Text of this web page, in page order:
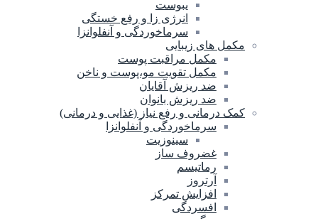
یبوست
انرژی زا و رفع خستگی
سرماخوردگی و آنفلوانزا
مکمل های زیبایی
مکمل مراقبت پوست
مکمل تقویت مو،پوست و ناخن
ضد ریزش آقایان
ضد ریزش بانوان
کمک درمانی و رفع نیاز (غذایی و درمانی)
سرماخوردگی و آنفلوانزا
سینوزیت
غضروف ساز
رماتیسم
آرتروز
افزایش تمرکز
افسردگی